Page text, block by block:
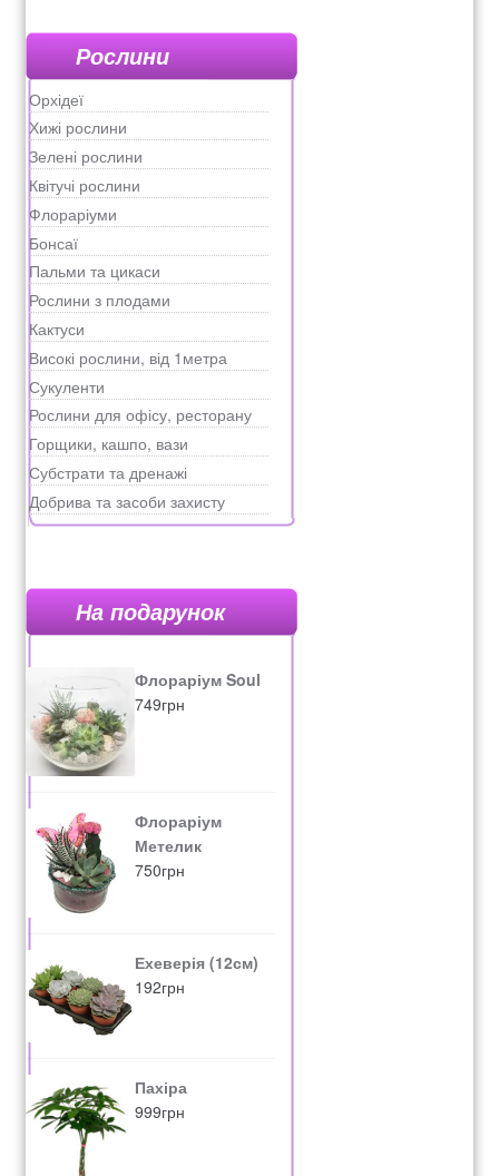
рахунок 4500
Рахунок 5200
рахунок 765
Рахунок 936
счет 1650
счет 300
счет 3235
счет 545
счет 575
Подкормка:весна-лето – 1 раз в 2 недели
минеральными и органическими удобрениями. Любит
калий. Зима-осень – без подкормки
Подрезание:удалять боковые розетки.
Вредители:тля
Рослини
Орхідеї
Хижі рослини
Зелені рослини
Квітучі рослини
Флораріуми
Бонсаї
Пальми та цикаси
Рослини з плодами
Кактуси
Високі рослини, від 1метра
Сукуленти
Рослини для офісу, ресторану
Горщики, кашпо, вази
Субстрати та дренажі
Добрива та засоби захисту
На подарунок
Флораріум Soul
749грн
Флораріум
Метелик
750грн
Ехеверія (12см)
192грн
Пахіра
999грн